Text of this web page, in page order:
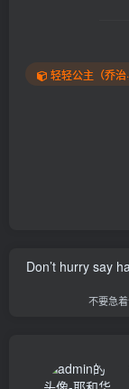
轻轻公主（乔治
Don’t hurry say
不要急